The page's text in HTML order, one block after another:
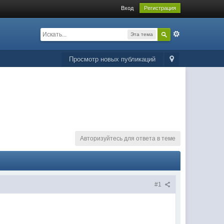
Вход Регистрация
Эта тема
Просмотр новых публикаций
Авторизуйтесь для ответа в теме
#1